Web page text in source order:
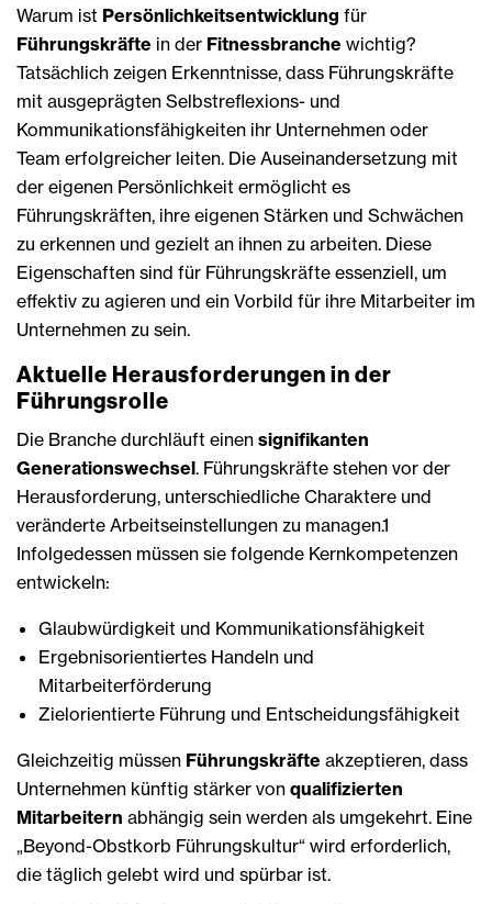
Warum ist Persönlichkeitsentwicklung für
Führungskräfte in der Fitnessbranche wichtig?
Tatsächlich zeigen Erkenntnisse, dass Führungskräfte
mit ausgeprägten Selbstreflexions- und
Kommunikationsfähigkeiten ihr Unternehmen oder
Team erfolgreicher leiten. Die Auseinandersetzung mit
der eigenen Persönlichkeit ermöglicht es
Führungskräften, ihre eigenen Stärken und Schwächen
zu erkennen und gezielt an ihnen zu arbeiten. Diese
Eigenschaften sind für Führungskräfte essenziell, um
effektiv zu agieren und ein Vorbild für ihre Mitarbeiter im
Unternehmen zu sein.
Aktuelle Herausforderungen in der
Führungsrolle
Die Branche durchläuft einen signifikanten
Generationswechsel. Führungskräfte stehen vor der
Herausforderung, unterschiedliche Charaktere und
veränderte Arbeitseinstellungen zu managen.1
Infolgedessen müssen sie folgende Kernkompetenzen
entwickeln:
Glaubwürdigkeit und Kommunikationsfähigkeit
Ergebnisorientiertes Handeln und
Mitarbeiterförderung
Zielorientierte Führung und Entscheidungsfähigkeit
Gleichzeitig müssen Führungskräfte akzeptieren, dass
Unternehmen künftig stärker von qualifizierten
Mitarbeitern abhängig sein werden als umgekehrt. Eine
„Beyond-Obstkorb Führungskultur“ wird erforderlich,
die täglich gelebt wird und spürbar ist.